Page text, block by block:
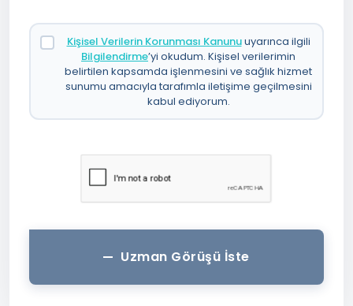
Kişisel Verilerin Korunması Kanunuuyarınca ilgili
Bilgilendirme’yi okudum. Kişisel verilerimin
belirtilen kapsamda işlenmesini ve sağlık hizmet
sunumu amacıyla tarafımla iletişime geçilmesini
kabul ediyorum.
Uzman Görüşü İste